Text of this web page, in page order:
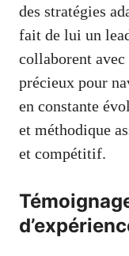
des stratégies
fait de lui un
collaborent
précieux pour
en constante
et méthodique
et compétitif.